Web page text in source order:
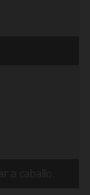
a caballo.